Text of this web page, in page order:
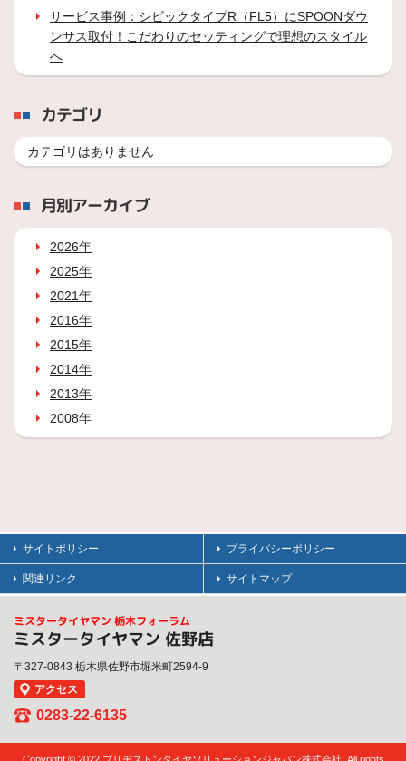
サービス事例：シビックタイプR（FL5）にSPOONダウ
ンサス取付！こだわりのセッティングで理想のスタイル
へ
カテゴリ
カテゴリはありません
月別アーカイブ
2026年
2025年
2021年
2016年
2015年
2014年
2013年
2008年
サイトポリシー プライバシーポリシー
関連リンク サイトマップ
ミスタータイヤマン 栃木フォーラム
ミスタータイヤマン 佐野店
〒327-0843 栃木県佐野市堀米町2594-9
アクセス
0283-22-6135